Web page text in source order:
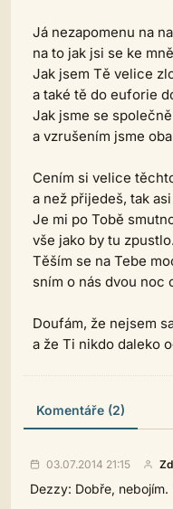
Já nezapomenu na
na to jak jsi se ke
Jak jsem Tě velice
a také tě do euforie
Jak jsme se
a vzrušením jsme
Cením si velice
a než přijedeš, tak
Je mi po Tobě
vše jako by tu zpustlo.
Těším se na Tebe
sním o nás dvou noc
Doufám, že nejsem
a že Ti nikdo daleko
Komentáře (2)
03.07.2014 21:15
Dezzy: Dobře, nebojím.